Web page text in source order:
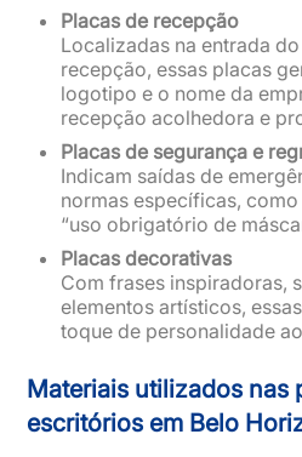
Placas de recepção
Localizadas na entrada
recepção, essas placas
logotipo e o nome da
recepção acolhedora e
Placas de segurança e
Indicam saídas de
normas específicas,
“uso obrigatório de
Placas decorativas
Com frases inspiradoras,
elementos artísticos,
toque de personalidade
Materiais utilizados nas
escritórios em Belo